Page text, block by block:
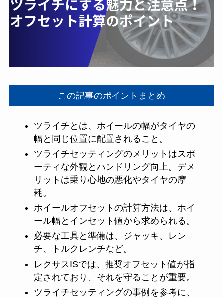
この記事のポイントまとめ
ツライチとは、ホイールの幅がタイヤの
幅と同じ位置に配置されること。
ツライチセッティングのメリットはスポ
ーティな外観とハンドリング向上。デメ
リットは乗り心地の悪化やタイヤの摩
耗。
ホイールオフセットの計算方法は、ホイ
ール幅とインセット値から求められる。
必要な工具と準備は、ジャッキ、レン
チ、トルクレンチなど。
レクサスISでは、推奨オフセット値が指
定されており、それを守ることが重要。
ツライチセッティングの事例を参考に、